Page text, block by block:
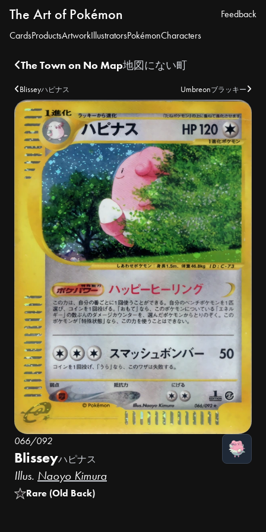
The Art of Pokémon
CardsProductsArtworkIllustratorsPokémonCharacters
Feedback
The Town on No Map地図にない町
Blisseyハピナス Umbreonブラッキー
066/092
Blisseyハピナス
Illus. Naoyo Kimura
Rare (Old Back)